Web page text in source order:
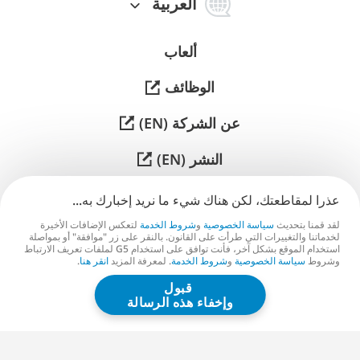
中
ألعاب
الوظائف
عن الشركة (EN)
النشر (EN)
الدعم
تواصل معنا (EN)
G5 ENTERTAINMENT ®
© 2026 G5 Entertainment AB
عذرا لمقاطعتك، لكن هناك شيء ما نريد إخبارك به...
لقد قمنا بتحديث سياسة الخصوصية وشروط الخدمة لتعكس الإضافات الأخيرة
لخدماتنا والتغييرات التي طرأت على القانون. بالنقر على زر "موافقة" أو بمواصلة
استخدام الموقع بشكل آخر، فأنت توافق على استخدام G5 لملفات تعريف الارتباط
وشروط سياسة الخصوصية وشروط الخدمة. لمعرفة المزيدانقر هنا.
وإخفاء هذه الرسالة